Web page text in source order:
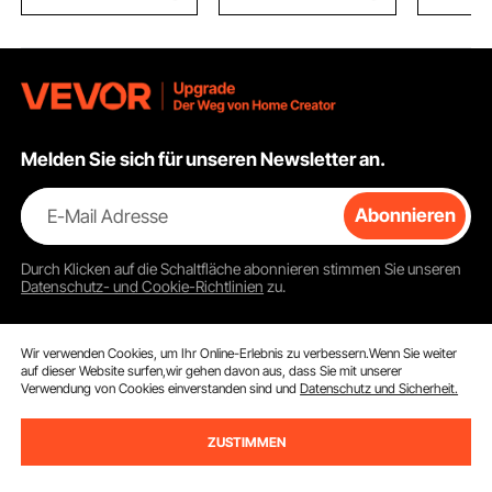
Gepäckträger, Schwarz
Melden Sie sich für unseren Newsletter an.
E-Mail Adresse Abonnieren
Durch Klicken auf die Schaltflächeabonnieren stimmen Sie unseren
Datenschutz- und Cookie-Richtlinien zu.
Kundenservice
Ressourcen
Wir verwenden Cookies, um Ihr Online-Erlebnis zu verbessern.Wenn Sie weiter
auf dieser Website surfen,wir gehen davon aus, dass Sie mit unserer
Verwendung von Cookies einverstanden sind undDatenschutz und Sicherheit.
ZUSTIMMEN